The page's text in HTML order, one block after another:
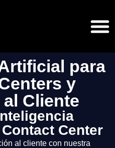
para
y
Cliente
Center
al cliente con nuestra